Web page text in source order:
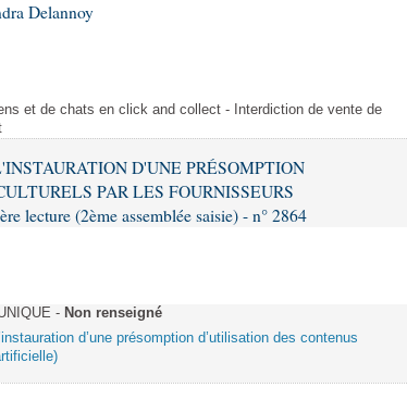
Delannoy
et de chats en click and collect - Interdiction de vente de
D'UNE PRÉSOMPTION
PAR LES FOURNISSEURS
(2ème assemblée saisie) - n° 2864
- Non renseigné
d’une présomption d’utilisation des contenus